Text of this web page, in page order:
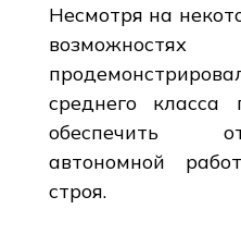
Несмотря на
среднего класса
обеспечить
автономной
строя.